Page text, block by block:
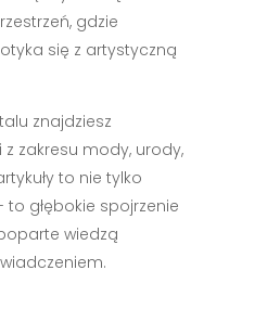
gdzie
się z artystyczną
znajdziesz
zakresu mody, urody,
to nie tylko
głębokie spojrzenie
wiedzą